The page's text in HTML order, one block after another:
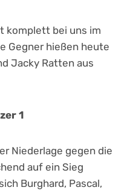
komplett bei uns im
Gegner hießen heute
Jacky Ratten aus
1
Niederlage gegen die
auf ein Sieg
Burghard, Pascal,